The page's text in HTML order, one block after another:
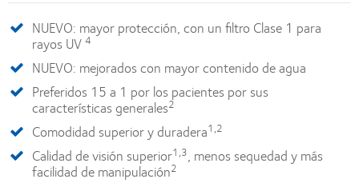
NUEVO: mayor protección, con un filtro Clase 1 para
rayos UV 4
NUEVO: mejorados con mayor contenido de agua
Preferidos 15 a 1 por los pacientes por sus
características generales2
Comodidad superior y duradera1,2
Calidad de visión superior1,3, menos sequedad y más
facilidad de manipulación2